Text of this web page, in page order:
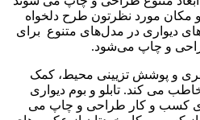
و مکان مورد نظرتون طرح دلخواه
دیواری در مدل‌های متنوع برای
و چاپ می‌شود.
ظاهری و پوشش تزیینی محیط، کمک
می کند. تابلو و بوم دیواری
کسب و کار طراحی و چاپ می